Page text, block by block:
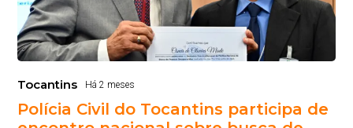
Tocantins Há 2 meses
Polícia Civil do Tocantins participa de